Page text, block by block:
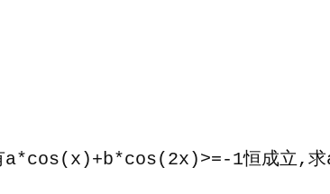
招
a*cos(x)+b*cos(2x)>=-1恒成立,求